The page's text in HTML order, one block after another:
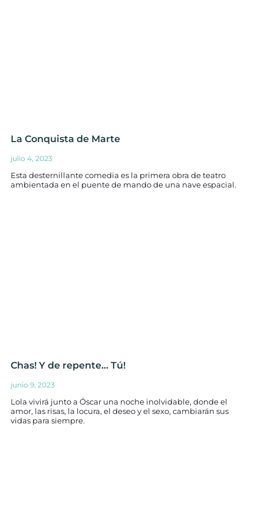
La Conquista de Marte
julio 4, 2023
Esta desternillante comedia es la primera obra de teatro
ambientada en el puente de mando de una nave espacial.
Chas! Y de repente… Tú!
junio 9, 2023
Lola vivirá junto a Óscar una noche inolvidable, donde el
amor, las risas, la locura, el deseo y el sexo, cambiarán sus
vidas para siempre.